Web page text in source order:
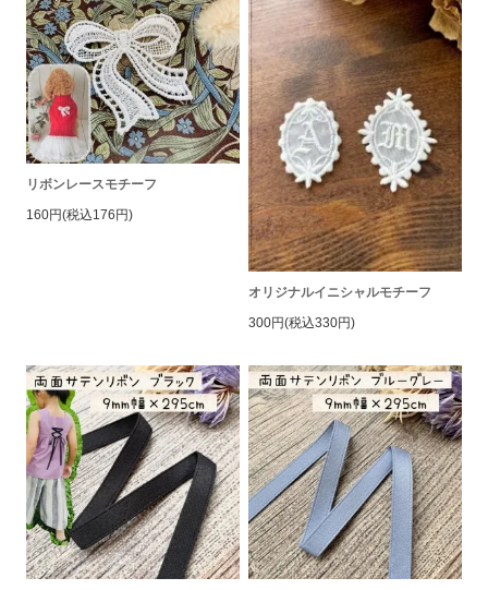
リボンレースモチーフ
160円(税込176円)
オリジナルイニシャルモチーフ
300円(税込330円)